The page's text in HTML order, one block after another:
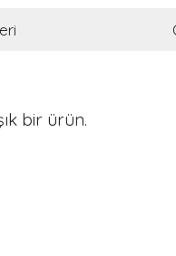
bir ürün.